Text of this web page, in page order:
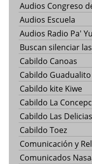
Audios Congreso
Audios Escuela
Audios Radio Pa'
Buscan silenciar
Cabildo Canoas
Cabildo Guadualito
Cabildo kite Kiwe
Cabildo La
Cabildo Las Delicias
Cabildo Toez
Comunicación y
Comunicados